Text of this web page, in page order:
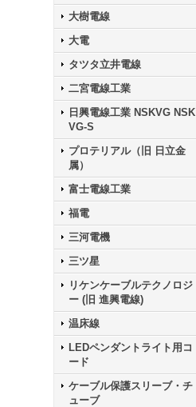
大樹電線
大電
タツタ立井電線
二宮電線工業
日興電線工業 NSKVG NSK
VG-S
プロテリアル（旧 日立金
属）
富士電線工業
福電
三河電機
三ツ星
リケンケーブルテクノロジ
ー (旧 進興電線)
温床線
LEDペンダントライト用コ
ード
ケーブル保護スリーブ・チ
ューブ